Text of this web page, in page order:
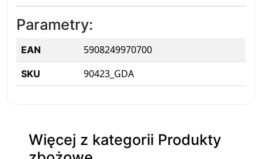
Parametry:
EAN 5908249970700
SKU 90423_GDA
Więcej z kategorii Produkty